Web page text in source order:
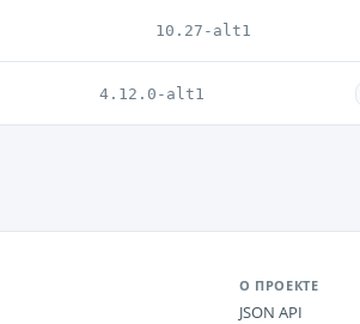
10.27-alt1
4.12.0-alt1
О ПРОЕКТЕ
JSON API